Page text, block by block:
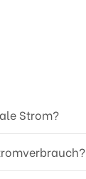
Strom?